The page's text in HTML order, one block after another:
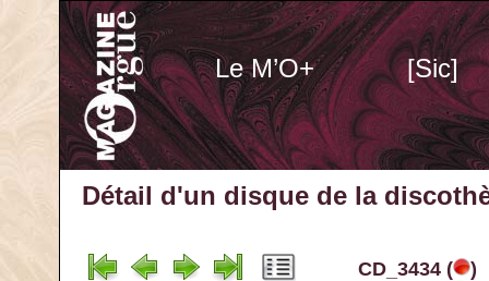
Le M’O+ [Sic]
Détail d'un disque de la
CD_3434 ( )